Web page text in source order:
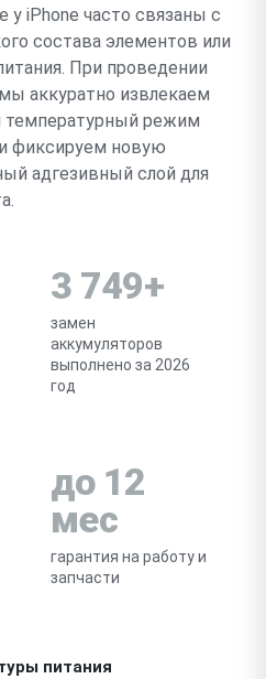
у iPhone часто связаны с
состава элементов или
При проведении
аккуратно извлекаем
режим
фиксируем новую
адгезивный слой для
3 749+
замен
аккумуляторов
выполнено за 2026
год
до 12
мес
гарантия на работу и
запчасти
питания